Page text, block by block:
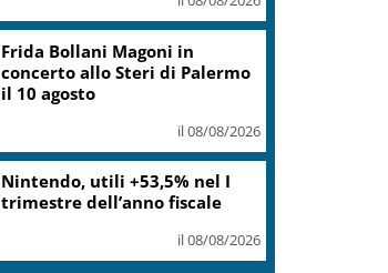
“Questa sera guido io”:
campagna polizia in spiagge e
locali da ballo
il 08/08/2026
“DoloViniMiti”: dall’1 al 4
ottobre tra Val di Cembra e
il 08/08/2026